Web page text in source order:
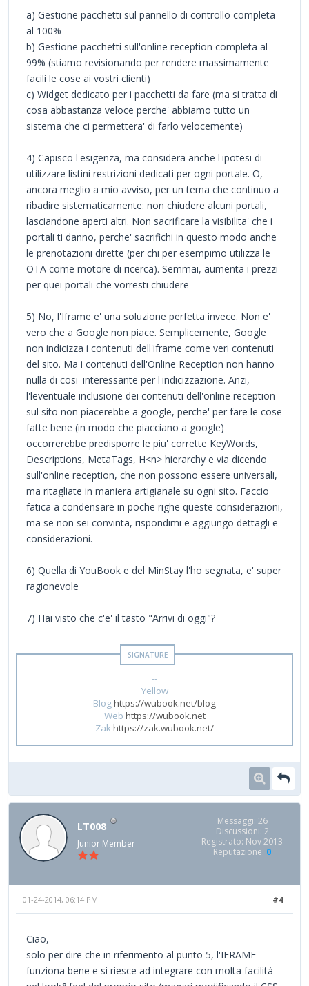
a) Gestione pacchetti sul pannello di controllo completa
al 100%
b) Gestione pacchetti sull'online reception completa al
99% (stiamo revisionando per rendere massimamente
facili le cose ai vostri clienti)
c) Widget dedicato per i pacchetti da fare (ma si tratta di
cosa abbastanza veloce perche' abbiamo tutto un
sistema che ci permettera' di farlo velocemente)
4) Capisco l'esigenza, ma considera anche l'ipotesi di
utilizzare listini restrizioni dedicati per ogni portale. O,
ancora meglio a mio avviso, per un tema che continuo a
ribadire sistematicamente: non chiudere alcuni portali,
lasciandone aperti altri. Non sacrificare la visibilita' che i
portali ti danno, perche' sacrifichi in questo modo anche
le prenotazioni dirette (per chi per esempimo utilizza le
OTA come motore di ricerca). Semmai, aumenta i prezzi
per quei portali che vorresti chiudere
5) No, l'Iframe e' una soluzione perfetta invece. Non e'
vero che a Google non piace. Semplicemente, Google
non indicizza i contenuti dell'iframe come veri contenuti
del sito. Ma i contenuti dell'Online Reception non hanno
nulla di cosi' interessante per l'indicizzazione. Anzi,
l'leventuale inclusione dei contenuti dell'online reception
sul sito non piacerebbe a google, perche' per fare le cose
fatte bene (in modo che piacciano a google)
occorrerebbe predisporre le piu' corrette KeyWords,
Descriptions, MetaTags, H<n> hierarchy e via dicendo
sull'online reception, che non possono essere universali,
ma ritagliate in maniera artigianale su ogni sito. Faccio
fatica a condensare in poche righe queste considerazioni,
ma se non sei convinta, rispondimi e aggiungo dettagli e
considerazioni.
6) Quella di YouBook e del MinStay l'ho segnata, e' super
ragionevole
7) Hai visto che c'e' il tasto "Arrivi di oggi"?
--
Yellow
Bloghttps://wubook.net/blog
Web https://wubook.net
Zakhttps://zak.wubook.net/
LT008
Junior Member
Messaggi: 26
Discussioni: 2
Registrato: Nov 2013
Reputazione: 0
#4
01-24-2014, 06:14 PM
Ciao,
solo per dire che in riferimento al punto 5, l'IFRAME
funziona bene e si riesce ad integrare con molta facilità